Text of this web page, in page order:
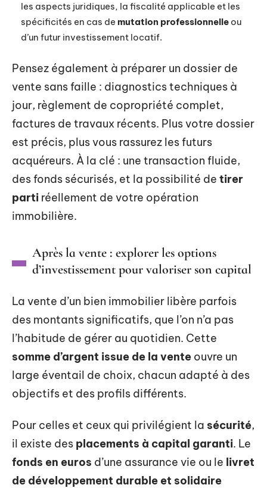
les aspects juridiques, la fiscalité applicable et les
spécificités en cas de mutation professionnelle ou
d’un futur investissement locatif.
Pensez également à préparer un dossier de
vente sans faille : diagnostics techniques à
jour, règlement de copropriété complet,
factures de travaux récents. Plus votre dossier
est précis, plus vous rassurez les futurs
acquéreurs. À la clé : une transaction fluide,
des fonds sécurisés, et la possibilité de tirer
parti réellement de votre opération
immobilière.
Après la vente : explorer les options
d’investissement pour valoriser son capital
La vente d’un bien immobilier libère parfois
des montants significatifs, que l’on n’a pas
l’habitude de gérer au quotidien. Cette
somme d’argent issue de la vente ouvre un
large éventail de choix, chacun adapté à des
objectifs et des profils différents.
Pour celles et ceux qui privilégient la sécurité,
il existe des placements à capital garanti. Le
fonds en euros d’une assurance vie ou le livret
de développement durable et solidaire